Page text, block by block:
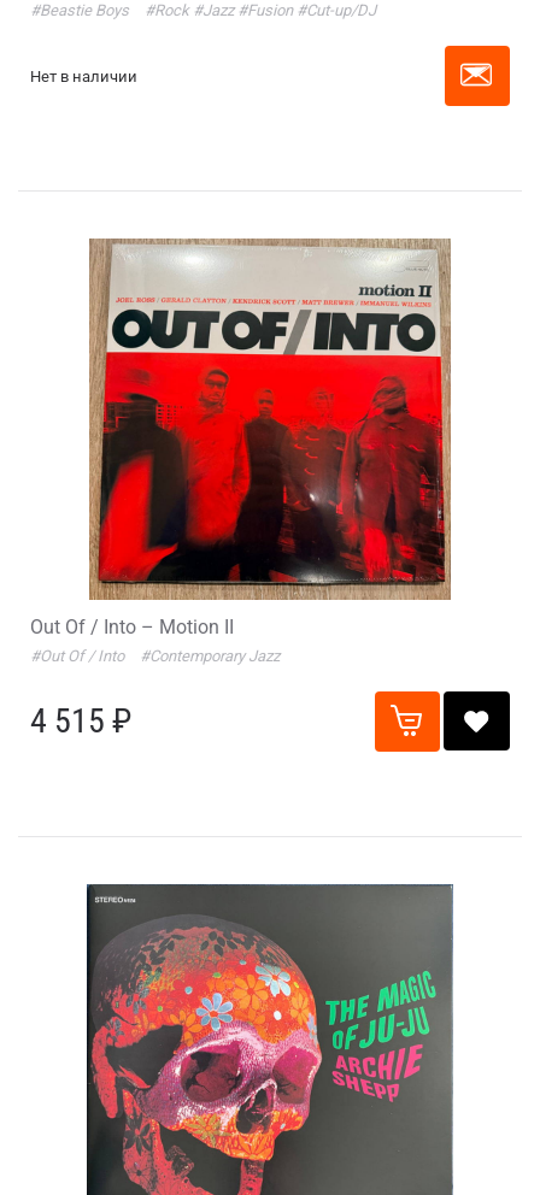
#Beastie Boys #Rock #Jazz #Fusion #Cut-up/DJ
Нет в наличии
Out Of / Into – Motion II
#Out Of / Into #Contemporary Jazz
4 515 ₽